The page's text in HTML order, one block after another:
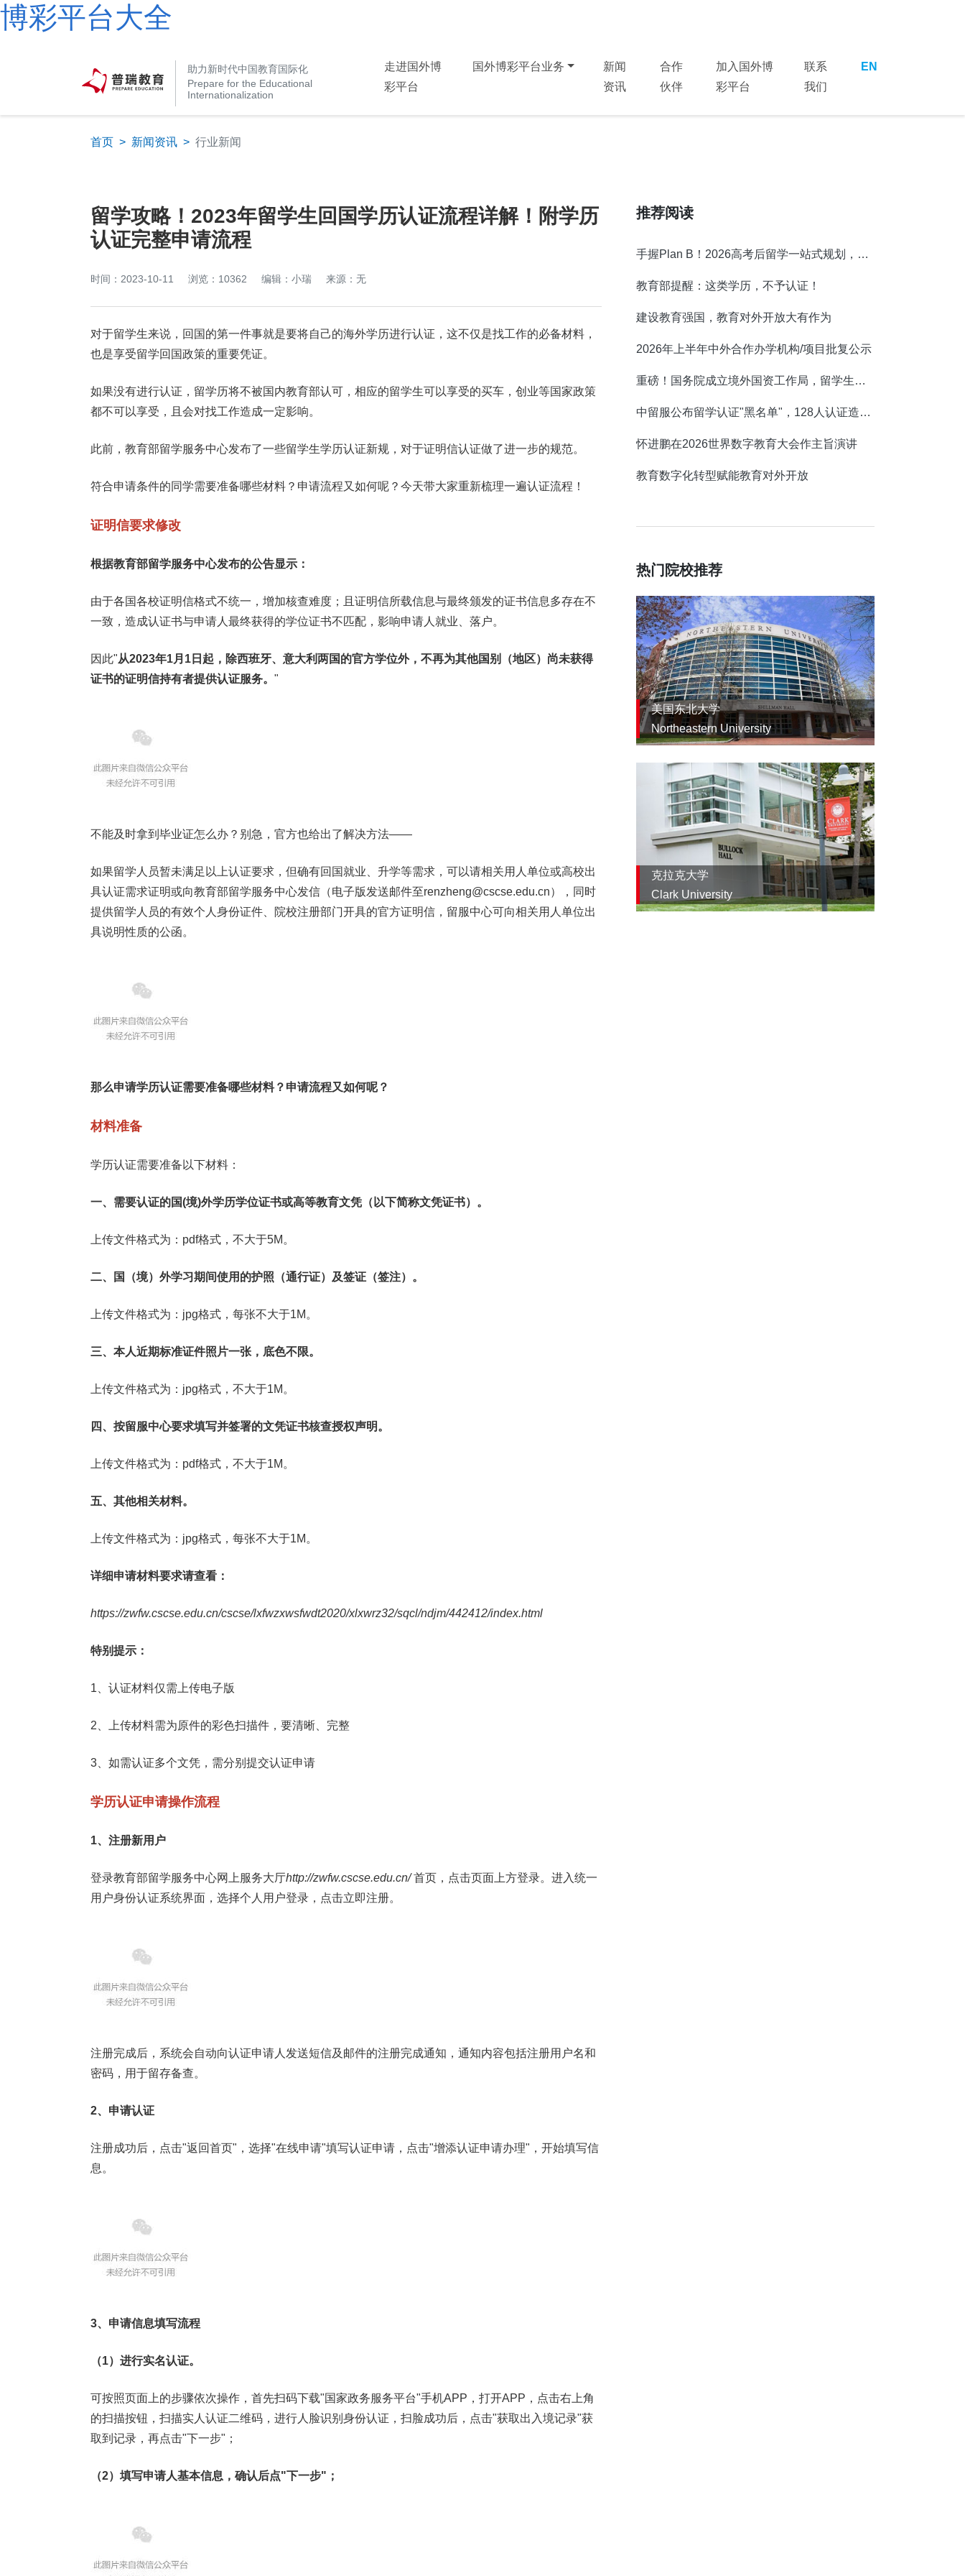
博彩平台大全
助力新时代中国教育国际化
Prepare for the Educational
Internationalization
走进国外博
彩平台
国外博彩平台业务
新闻
资讯
合作
伙伴
加入国外博
彩平台
联系
我们
EN
首页 > 新闻资讯 > 行业新闻
留学攻略！2023年留学生回国学历认证流程详解！附学历
认证完整申请流程
时间：2023-10-11 浏览：10362 编辑：小瑞 来源：无
对于留学生来说，回国的第一件事就是要将自己的海外学历进行认证，这不仅是找工作的必备材料，
也是享受留学回国政策的重要凭证。
如果没有进行认证，留学历将不被国内教育部认可，相应的留学生可以享受的买车，创业等国家政策
都不可以享受，且会对找工作造成一定影响。
此前，教育部留学服务中心发布了一些留学生学历认证新规，对于证明信认证做了进一步的规范。
符合申请条件的同学需要准备哪些材料？申请流程又如何呢？今天带大家重新梳理一遍认证流程！
证明信要求修改
根据教育部留学服务中心发布的公告显示：
由于各国各校证明信格式不统一，增加核查难度；且证明信所载信息与最终颁发的证书信息多存在不
一致，造成认证书与申请人最终获得的学位证书不匹配，影响申请人就业、落户。
因此"从2023年1月1日起，除西班牙、意大利两国的官方学位外，不再为其他国别（地区）尚未获得
证书的证明信持有者提供认证服务。 "
不能及时拿到毕业证怎么办？别急，官方也给出了解决方法——
如果留学人员暂未满足以上认证要求，但确有回国就业、升学等需求，可以请相关用人单位或高校出
具认证需求证明或向教育部留学服务中心发信（电子版发送邮件至renzheng@cscse.edu.cn），同时
提供留学人员的有效个人身份证件、院校注册部门开具的官方证明信，留服中心可向相关用人单位出
具说明性质的公函。
那么申请学历认证需要准备哪些材料？申请流程又如何呢？
材料准备
学历认证需要准备以下材料：
一、需要认证的国(境)外学历学位证书或高等教育文凭（以下简称文凭证书）。
上传文件格式为：pdf格式，不大于5M。
二、国（境）外学习期间使用的护照（通行证）及签证（签注）。
上传文件格式为：jpg格式，每张不大于1M。
三、本人近期标准证件照片一张，底色不限。
上传文件格式为：jpg格式，不大于1M。
四、按留服中心要求填写并签署的文凭证书核查授权声明。
上传文件格式为：pdf格式，不大于1M。
五、其他相关材料。
上传文件格式为：jpg格式，每张不大于1M。
详细申请材料要求请查看：
https://zwfw.cscse.edu.cn/cscse/lxfwzxwsfwdt2020/xlxwrz32/sqcl/ndjm/442412/index.html
特别提示：
1、认证材料仅需上传电子版
2、上传材料需为原件的彩色扫描件，要清晰、完整
3、如需认证多个文凭，需分别提交认证申请
学历认证申请操作流程
1、注册新用户
登录教育部留学服务中心网上服务大厅http://zwfw.cscse.edu.cn/首页，点击页面上方登录。进入统一
用户身份认证系统界面，选择个人用户登录，点击立即注册。
注册完成后，系统会自动向认证申请人发送短信及邮件的注册完成通知，通知内容包括注册用户名和
密码，用于留存备查。
2、申请认证
注册成功后，点击"返回首页"，选择"在线申请"填写认证申请，点击"增添认证申请办理"，开始填写信
息。
3、申请信息填写流程
（1）进行实名认证。
可按照页面上的步骤依次操作，首先扫码下载"国家政务服务平台"手机APP，打开APP，点击右上角
的扫描按钮，扫描实人认证二维码，进行人脸识别身份认证，扫脸成功后，点击"获取出入境记录"获
取到记录，再点击"下一步"；
（2）填写申请人基本信息，确认后点"下一步"；
推荐阅读
手握Plan B！2026高考后留学一站式规划，人生不留遗憾！
教育部提醒：这类学历，不予认证！
建设教育强国，教育对外开放大有作为
2026年上半年中外合作办学机构/项目批复公示
重磅！国务院成立境外国资工作局，留学生迎来央企就业新机遇！
中留服公布留学认证"黑名单"，128人认证造假被点名
怀进鹏在2026世界数字教育大会作主旨演讲
教育数字化转型赋能教育对外开放
热门院校推荐
美国东北大学
Northeastern University
克拉克大学
Clark University